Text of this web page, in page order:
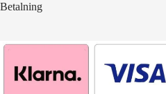
Betalning